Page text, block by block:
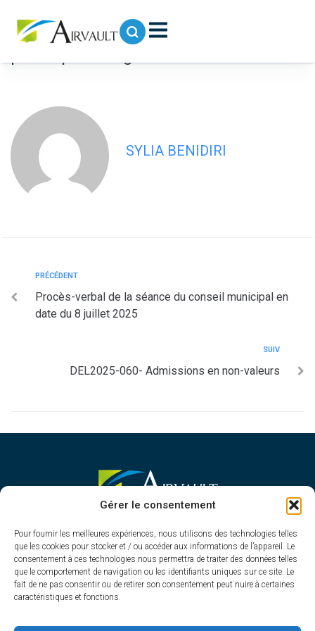
Gérer le consentement
Pour fournir les meilleures expériences, nous utilisons des technologies telles
que les cookies pour stocker et / ou accéder aux informations de l’appareil. Le
consentement à ces technologies nous permettra de traiter des données telles
que le comportement de navigation ou les identifiants uniques sur ce site. Le
fait de ne pas consentir ou de retirer son consentement peut nuire à certaines
caractéristiques et fonctions.
DEL2025-059- Rapport des décisions
SYLIA BENIDIRI
PRÉCÉDENT
Procès-verbal de la séance du conseil municipal en
date du 8 juillet 2025
SUIV
DEL2025-060- Admissions en non-valeurs
MAIRIE D'AIRVAULT
1 Rue Constant Balquet,
79600 Airvault
05 49 64 70 13
Contacter la mairie